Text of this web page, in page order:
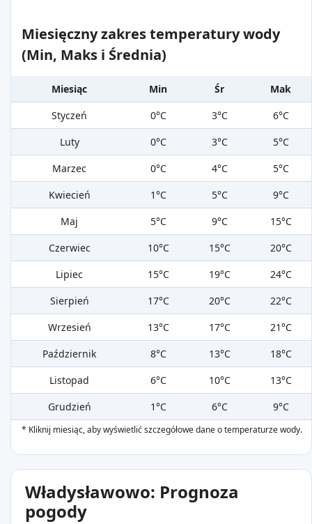
Miesięczny zakres temperatury wody
(Min, Maks i Średnia)
Miesiąc Min Śr
Mak
Styczeń
0°C 3°C
6°C
Luty
0°C 3°C
5°C
Marzec
0°C 4°C
5°C
Kwiecień
1°C 5°C
9°C
Maj
5°C 9°C
15°C
Czerwiec
10°C 15°C
20°C
Lipiec
15°C 19°C
24°C
Sierpień
17°C 20°C
22°C
Wrzesień
13°C 17°C
21°C
Październik
8°C 13°C
18°C
Listopad
6°C 10°C
13°C
Grudzień
1°C 6°C 9°C
* Kliknij miesiąc, aby wyświetlić szczegółowe dane o temperaturze wody.
Władysławowo: Prognoza
pogody